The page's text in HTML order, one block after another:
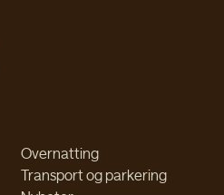
Overnatting
Transport og parkering